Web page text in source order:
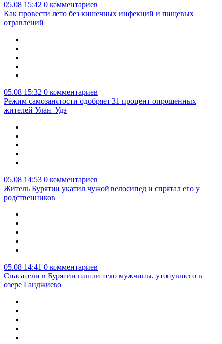
05.08 15:42 0 комментариев
Как провести лето без кишечных инфекций и пищевых
отравлений
05.08 15:32 0 комментариев
Режим самозанятости одобряет 31 процент опрошенных
жителей Улан–Удэ
05.08 14:53 0 комментариев
Житель Бурятии укатил чужой велосипед и спрятал его у
родственников
05.08 14:41 0 комментариев
Спасатели в Бурятии нашли тело мужчины, утонувшего в
озере Ганджиево